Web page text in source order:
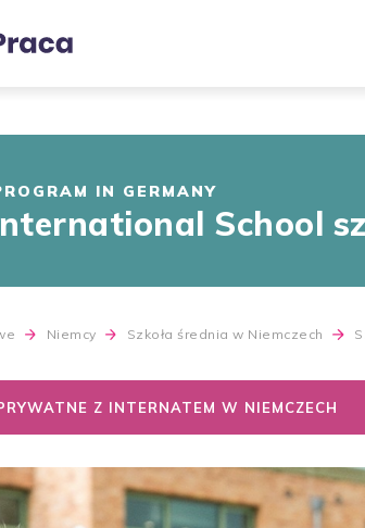
IN GERMANY
School
Niemcy Szkoła średnia w Niemczech
Z INTERNATEM W NIEMCZECH